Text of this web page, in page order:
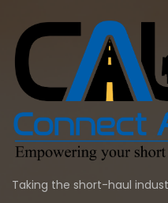
Taking the short-haul